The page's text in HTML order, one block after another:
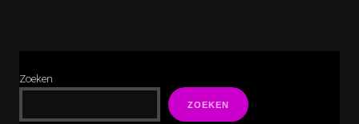
Zoeken
ZOEKEN